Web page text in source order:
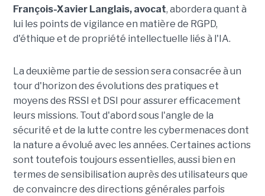
François-Xavier Langlais, avocat, abordera quant à
lui les points de vigilance en matière de RGPD,
d'éthique et de propriété intellectuelle liés à l'IA.
La deuxième partie de session sera consacrée à un
tour d'horizon des évolutions des pratiques et
moyens des RSSI et DSI pour assurer efficacement
leurs missions. Tout d'abord sous l'angle de la
sécurité et de la lutte contre les cybermenaces dont
la nature a évolué avec les années. Certaines actions
sont toutefois toujours essentielles, aussi bien en
termes de sensibilisation auprès des utilisateurs que
de convaincre des directions générales parfois